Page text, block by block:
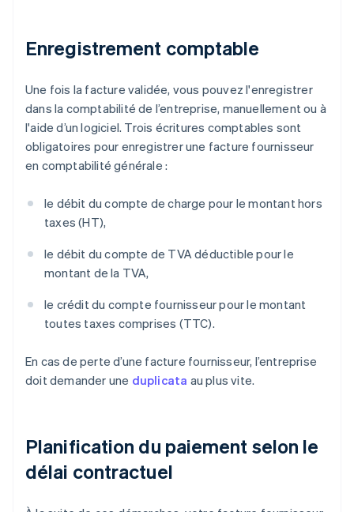
Enregistrement comptable
Une fois la facture validée, vous pouvez l'enregistrer
dans la comptabilité de l’entreprise, manuellement ou à
l'aide d’un logiciel. Trois écritures comptables sont
obligatoires pour enregistrer une facture fournisseur
en comptabilité générale :
le débit du compte de charge pour le montant hors
taxes (HT),
le débit du compte de TVA déductible pour le
montant de la TVA,
le crédit du compte fournisseur pour le montant
toutes taxes comprises (TTC).
En cas de perte d’une facture fournisseur, l’entreprise
doit demander une duplicata au plus vite.
Planification du paiement selon le
délai contractuel